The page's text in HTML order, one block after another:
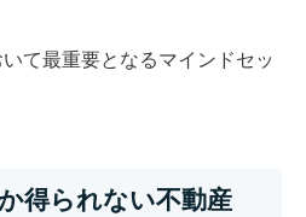
て最重要となるマインドセッ
得られない不動産